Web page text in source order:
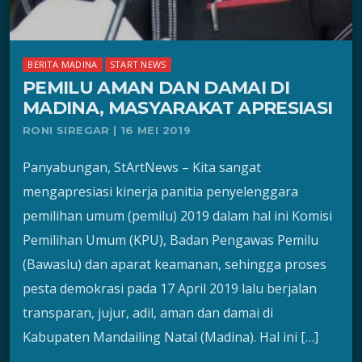
BERITA MADINA START NEWS
PEMILU AMAN DAN DAMAI DI
MADINA, MASYARAKAT APRESIASI
RONI SIREGAR | 16 MEI 2019
Panyabungan, StArtNews – Kita sangat
mengapresiasi kinerja panitia penyelenggara
pemilihan umum (pemilu) 2019 dalam hal ini Komisi
Pemilihan Umum (KPU), Badan Pengawas Pemilu
(Bawaslu) dan aparat keamanan, sehingga proses
pesta demokrasi pada 17 April 2019 lalu berjalan
transparan, jujur, adil, aman dan damai di
Kabupaten Mandailing Natal (Madina). Hal ini […]